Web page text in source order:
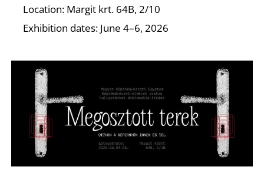
Location: Margit krt. 64B, 2/10
Exhibition dates: June 4–6, 2026